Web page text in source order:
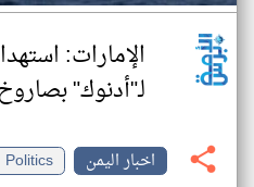
الإمارات:
لـ"أدنوك"
اخبار اليمن
Politics